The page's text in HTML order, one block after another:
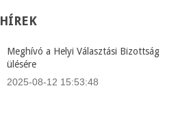
HÍREK
Meghívó a Helyi Választási Bizottság
ülésére
2025-08-12 15:53:48